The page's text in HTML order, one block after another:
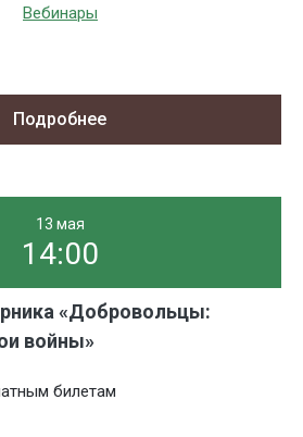
Вебинары
Подробнее
13 мая
14:00
«Добровольцы:
войны»
билетам